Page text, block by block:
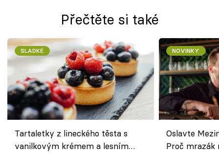
Přečtěte si také
SLADKÉ
Tartaletky z lineckého těsta s
vanilkovým krémem a lesním
NOVINKY
Oslavte
Proč